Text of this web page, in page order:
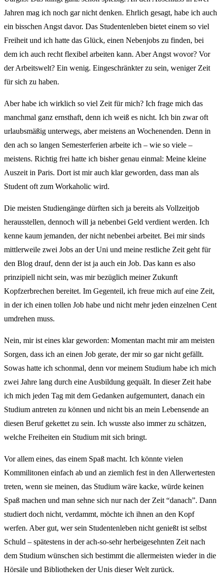
Jahren mag ich noch gar nicht denken. Ehrlich gesagt, habe ich auch
ein bisschen Angst davor. Das Studentenleben bietet einem so viel
Freiheit und ich hatte das Glück, einen Nebenjobs zu finden, bei
dem ich auch recht flexibel arbeiten kann. Aber Angst wovor? Vor
der Arbeitswelt? Ein wenig. Eingeschränkter zu sein, weniger Zeit
für sich zu haben.
Aber habe ich wirklich so viel Zeit für mich? Ich frage mich das
manchmal ganz ernsthaft, denn ich weiß es nicht. Ich bin zwar oft
urlaubsmäßig unterwegs, aber meistens an Wochenenden. Denn in
den ach so langen Semesterferien arbeite ich – wie so viele –
meistens. Richtig frei hatte ich bisher genau einmal: Meine kleine
Auszeit in Paris. Dort ist mir auch klar geworden, dass man als
Student oft zum Workaholic wird.
Die meisten Studiengänge dürften sich ja bereits als Vollzeitjob
herausstellen, dennoch will ja nebenbei Geld verdient werden. Ich
kenne kaum jemanden, der nicht nebenbei arbeitet. Bei mir sinds
mittlerweile zwei Jobs an der Uni und meine restliche Zeit geht für
den Blog drauf, denn der ist ja auch ein Job. Das kann es also
prinzipiell nicht sein, was mir bezüglich meiner Zukunft
Kopfzerbrechen bereitet. Im Gegenteil, ich freue mich auf eine Zeit,
in der ich einen tollen Job habe und nicht mehr jeden einzelnen Cent
umdrehen muss.
Nein, mir ist eines klar geworden: Momentan macht mir am meisten
Sorgen, dass ich an einen Job gerate, der mir so gar nicht gefällt.
Sowas hatte ich schonmal, denn vor meinem Studium habe ich mich
zwei Jahre lang durch eine Ausbildung gequält. In dieser Zeit habe
ich mich jeden Tag mit dem Gedanken aufgemuntert, danach ein
Studium antreten zu können und nicht bis an mein Lebensende an
diesen Beruf gekettet zu sein. Ich wusste also immer zu schätzen,
welche Freiheiten ein Studium mit sich bringt.
Vor allem eines, das einem Spaß macht. Ich könnte vielen
Kommilitonen einfach ab und an ziemlich fest in den Allerwertesten
treten, wenn sie meinen, das Studium wäre kacke, würde keinen
Spaß machen und man sehne sich nur nach der Zeit “danach”. Dann
studiert doch nicht, verdammt, möchte ich ihnen an den Kopf
werfen. Aber gut, wer sein Studentenleben nicht genießt ist selbst
Schuld – spätestens in der ach-so-sehr herbeigesehnten Zeit nach
dem Studium wünschen sich bestimmt die allermeisten wieder in die
Hörsäle und Bibliotheken der Unis dieser Welt zurück.